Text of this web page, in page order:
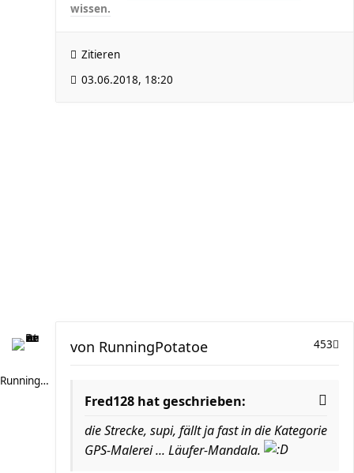
wissen.
Zitieren
03.06.2018, 18:20
RunningPotatoe
453
von RunningPotatoe
Fred128 hat geschrieben:
die Strecke, supi, fällt ja fast in die Kategorie
GPS-Malerei ... Läufer-Mandala.